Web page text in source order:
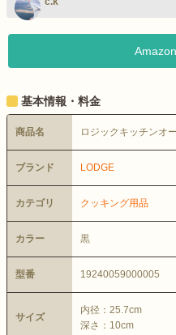
基本情報・料金
商品名 ロジックキッチンオ
ブランド LODGE
カテゴリ クッキング用品
カラー 黒
型番 19240059000005
サイズ
内径：25.7cm
深さ：10cm